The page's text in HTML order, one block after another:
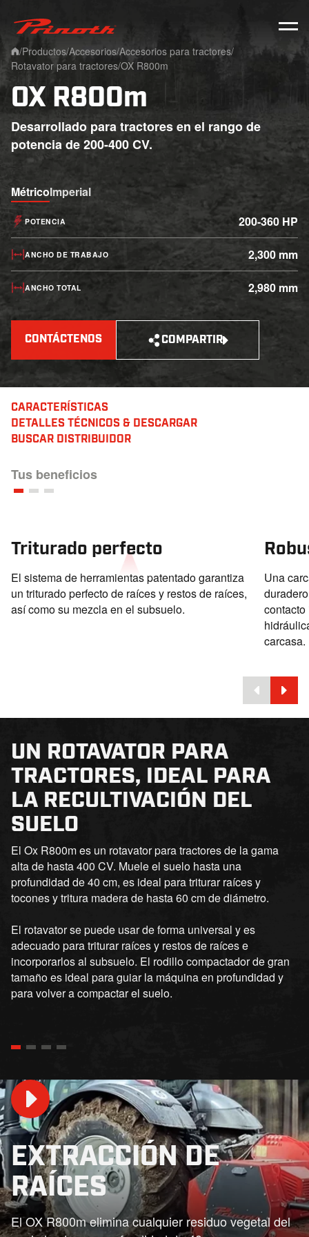
Prinoth - Corporate Website
Home
/Productos/Accesorios/Accesorios para tractores/
Rotavator para tractores/OX R800m
OX R800m
Desarrollado para tractores en el rango de
potencia de 200-400 CV.
CONTÁCTENOS COMPARTIR
MétricoImperial
POTENCIA 200-360 HP
ANCHO DE TRABAJO 2,300 mm
ANCHO TOTAL 2,980 mm
CARACTERÍSTICAS
DETALLES TÉCNICOS & DESCARGAR
BUSCAR DISTRIBUIDOR
Tus beneficios
Triturado perfecto
El sistema de herramientas patentado garantiza
un triturado perfecto de raíces y restos de raíces,
así como su mezcla en el subsuelo.
Una
carcasa.
UN ROTAVATOR PARA
TRACTORES, IDEAL PARA
LA RECULTIVACIÓN DEL
SUELO
El Ox R800m es un rotavator para tractores de la gama
alta de hasta 400 CV. Muele el suelo hasta una
profundidad de 40 cm, es ideal para triturar raíces y
tocones y tritura madera de hasta 60 cm de diámetro.
El rotavator se puede usar de forma universal y es
adecuado para triturar raíces y restos de raíces e
incorporarlos al subsuelo. El rodillo compactador de gran
tamaño es ideal para guiar la máquina en profundidad y
para volver a compactar el suelo.
Play
EXTRACCIÓN DE
RAÍCES
El OX R800m elimina cualquier residuo vegetal del